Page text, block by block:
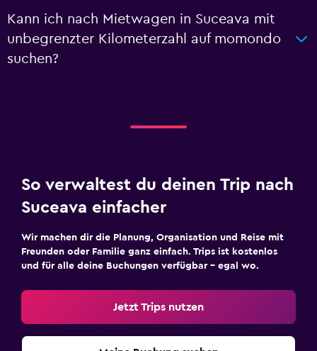
Kann ich nach Mietwagen in Suceava mit
unbegrenzter Kilometerzahl auf momondo
suchen?
So verwaltest du deinen Trip nach
Suceava einfacher
Wir machen dir die Planung, Organisation und Reise mit
Freunden oder Familie ganz einfach. Trips ist kostenlos
und für alle deine Buchungen verfügbar – egal wo.
Jetzt Trips nutzen